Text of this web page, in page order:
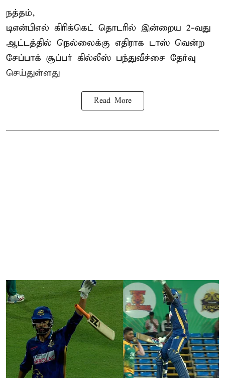
நத்தம்,
டிஎன்பிஎல் கிரிக்கெட் தொடரில் இன்றைய 2-வது
ஆட்டத்தில் நெல்லைக்கு எதிராக டாஸ் வென்ற
சேப்பாக் சூப்பர் கில்லீஸ் பந்துவீச்சை தேர்வு
செய்துள்ளது
Read More